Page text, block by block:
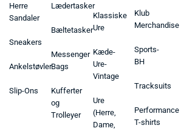
Herre
Sandaler
Sneakers
Ankelstøvler
Slip-Ons
Lædertasker
Bæltetasker
Messenger
Bags
Kufferter
og
Trolleyer
Klassiske
Ure
Kæde-
Ure-
Vintage
Ure
(Herre,
Dame,
Klub
Merchandise
Sports-
BH
Tracksuits
Performance
T-shirts